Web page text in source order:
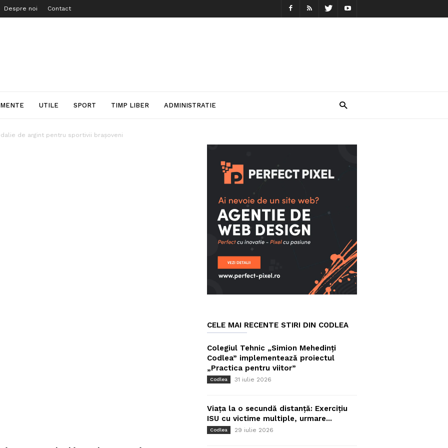
Despre noi Contact
UTILE SPORT TIMP LIBER ADMINISTRATIE
de argint pentru sportivii brașoveni
CELE MAI RECENTE STIRI DIN CODLEA
Colegiul Tehnic „Simion Mehedinți
Codlea” implementează proiectul
„Practica pentru viitor”
Codlea 31 iulie 2026
Viața la o secundă distanță: Exercițiu
ISU cu victime multiple, urmare...
Codlea 29 iulie 2026